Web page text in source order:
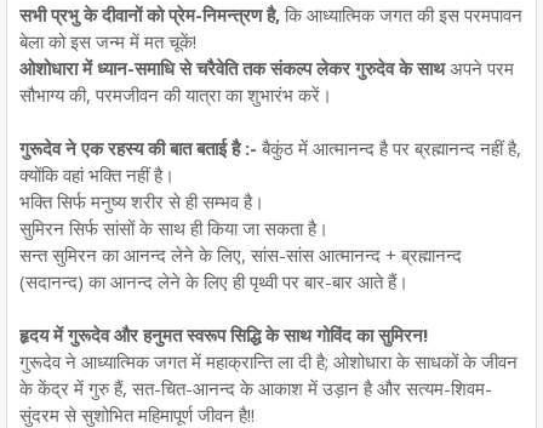
सभी प्रभु के दीवानों को प्रेम-निमन्त्रण है, कि आध्यात्मिक जगत की इस परमपावन
बेला को इस जन्म में मत चूकें!
ओशोधारा में ध्यान-समाधि से चरैवेति तक संकल्प लेकर गुरुदेव के साथअपने परम
सौभाग्य की, परमजीवन की यात्रा का शुभारंभ करें।
गुरूदेव ने एक रहस्य की बात बताई है :- बैकुंठ में आत्मानन्द है पर ब्रह्मानन्द नहीं है,
क्योंकि वहां भक्ति नहीं है।
भक्ति सिर्फ मनुष्य शरीर से ही सम्भव है।
सुमिरन सिर्फ सांसों के साथ ही किया जा सकता है।
सन्त सुमिरन का आनन्द लेने के लिए, सांस-सांस आत्मानन्द + ब्रह्मानन्द
(सदानन्द) का आनन्द लेने के लिए ही पृथ्वी पर बार-बार आते हैं।
हृदय में गुरूदेव और हनुमत स्वरूप सिद्धि के साथ गोविंद का सुमिरन!
गुरूदेव ने आध्यात्मिक जगत में महाक्रान्ति ला दी है; ओशोधारा के साधकों के जीवन
के केंद्र में गुरु हैं, सत-चित-आनन्द के आकाश में उड़ान है और सत्यम-शिवम-
सुंदरम से सुशोभित महिमापूर्ण जीवन है!!